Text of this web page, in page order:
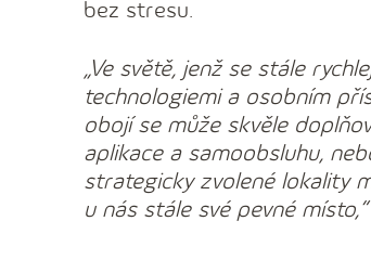
bez stresu.
„Ve světě, jenž se stále
technologiemi a osobním
obojí se může skvěle
aplikace a samoobsluhu,
strategicky zvolené lokality
u nás stále své pevné místo,“